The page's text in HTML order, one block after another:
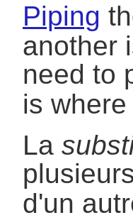
Piping
another
need to
is where
La
d'un